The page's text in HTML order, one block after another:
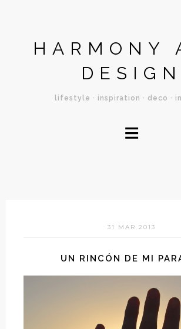
HARMONY
DESIGN
lifestyle · inspiration · deco ·
≡
31 MAR 2013
UN RINCÓN DE MI